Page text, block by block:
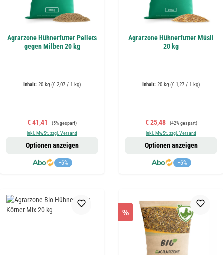
Agrarzone Hühnerfutter Pellets
gegen Milben 20 kg
Inhalt: 20 kg (€ 2,07 / 1 kg)
Verkaufspreis:
€ 41,41 Regulärer Preis:
(5% gespart)
inkl. MwSt. zzgl. Versand
−6%
Optionen anzeigen
Agrarzone Hühnerfutter Müsli
20 kg
Inhalt: 20 kg (€ 1,27 / 1 kg)
Verkaufspreis:
€ 25,48 Regulärer Preis:
(42% gespart)
inkl. MwSt. zzgl. Versand
−6%
Optionen anzeigen
%